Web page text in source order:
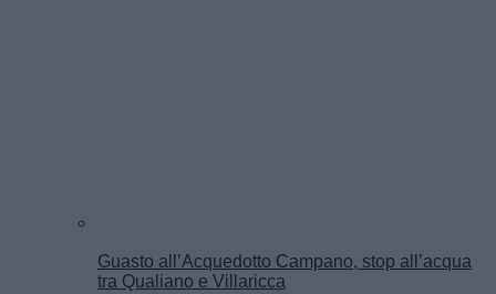
Guasto all’Acquedotto Campano, stop all’acqua
tra Qualiano e Villaricca